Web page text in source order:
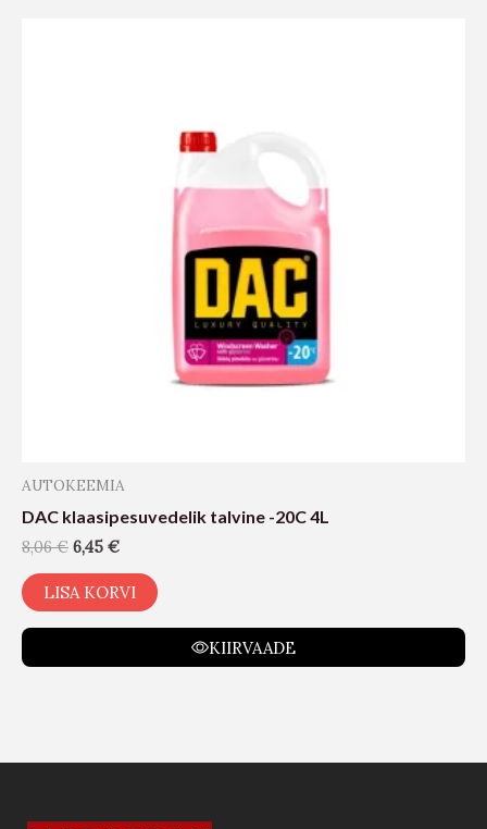
AUTOKEEMIA
DAC klaasipesuvedelik talvine -20C 4L
8,06€ 6,45 €
LISA KORVI
KIIRVAADE